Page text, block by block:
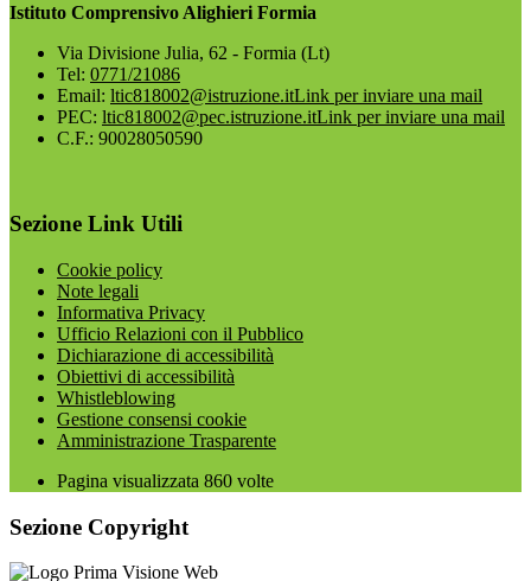
Istituto Comprensivo Alighieri Formia
Via Divisione Julia, 62 - Formia (Lt)
Tel: 0771/21086
Email: ltic818002@istruzione.itLink per inviare una mail
PEC: ltic818002@pec.istruzione.itLink per inviare una mail
C.F.: 90028050590
Sezione Link Utili
Cookie policy
Note legali
Informativa Privacy
Ufficio Relazioni con il Pubblico
Dichiarazione di accessibilità
Obiettivi di accessibilità
Whistleblowing
Gestione consensi cookie
Amministrazione Trasparente
Pagina visualizzata 860 volte
Sezione Copyright